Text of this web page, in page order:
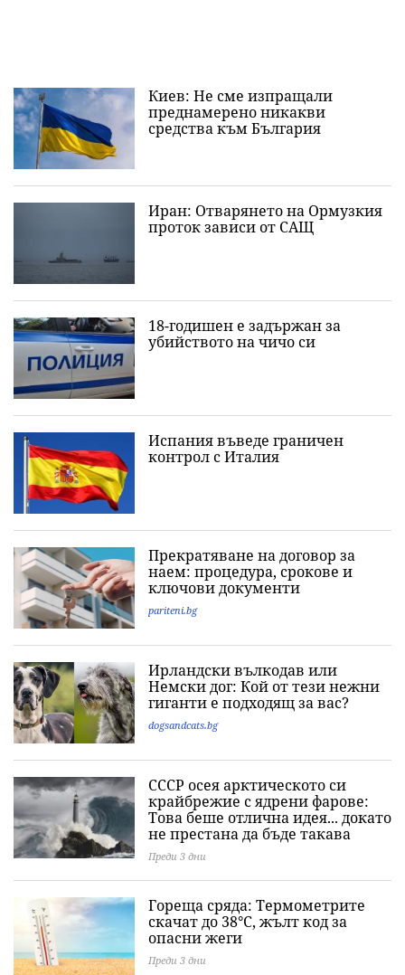
Киев: Не сме изпращали
преднамерено никакви
средства към България
Иран: Отварянето на Ормузкия
проток зависи от САЩ
18-годишен е задържан за
убийството на чичо си
Испания въведе граничен
контрол с Италия
Прекратяване на договор за
наем: процедура, срокове и
ключови документи
pariteni.bg
Ирландски вълкодав или
Немски дог: Кой от тези нежни
гиганти е подходящ за вас?
dogsandcats.bg
СССР осея арктическото си
крайбрежие с ядрени фарове:
Това беше отлична идея... докато
не престана да бъде такава
Преди 3 дни
Гореща сряда: Термометрите
скачат до 38°C, жълт код за
опасни жеги
Преди 3 дни